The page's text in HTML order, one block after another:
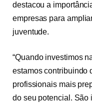
destacou a
empresas para
juventude.
“Quando investimos
estamos contribuindo
profissionais mais
do seu potencial. São